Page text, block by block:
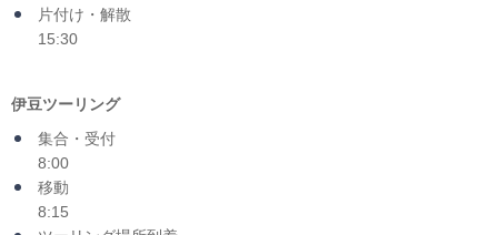
片付け・解散
15:30
伊豆ツーリング
集合・受付
8:00
移動
8:15